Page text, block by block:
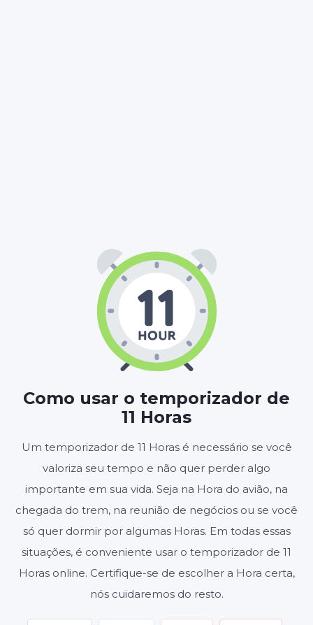
Como usar o temporizador de
11 Horas
Um temporizador de 11 Horas é necessário se você
valoriza seu tempo e não quer perder algo
importante em sua vida. Seja na Hora do avião, na
chegada do trem, na reunião de negócios ou se você
só quer dormir por algumas Horas. Em todas essas
situações, é conveniente usar o temporizador de 11
Horas online. Certifique-se de escolher a Hora certa,
nós cuidaremos do resto.
11 00
MINUTOS 00
Configurações